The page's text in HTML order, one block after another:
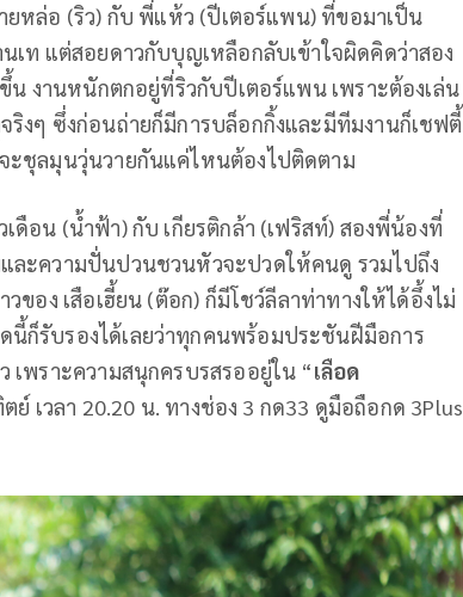
หล่อ (ริว) กับ พี่แห้ว (ปีเตอร์แพน) ที่ขอมาเป็น
เท แต่สอยดาวกับบุญเหลือกลับเข้าใจผิดคิดว่าสอง
น งานหนักตกอยู่ที่ริวกับปีเตอร์แพน เพราะต้องเล่น
ริงๆ ซึ่งก่อนถ่ายก็มีการบล็อกกิ้งและมีทีมงานก็เชฟตี้
ะชุลมุนวุ่นวายกันแค่ไหนต้องไปติดตาม
ดือน (น้ำฟ้า) กับ เกียรติกล้า (เฟริสท์) สองพี่น้องที่
ละความปั่นปวนชวนหัวจะปวดให้คนดู รวมไปถึง
อง เสือเฮี้ยน (ต๊อก) ก็มีโชว์ลีลาท่าทางให้ได้อึ้งไม่
ก็รับรองได้เลยว่าทุกคนพร้อมประชันฝีมือการ
พราะความสนุกครบรสรออยู่ใน “เลือด
ย์ เวลา 20.20 น. ทางช่อง 3 กด33 ดูมือถือกด 3Plus